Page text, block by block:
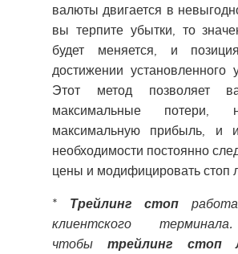
валюты двигается в
вы терпите убытки, то
будет меняется, и
достижении установленного
Этот метод позволяет
максимальные потери,
максимальную прибыль, и
необходимости постоянно
цены и модифицировать стоп
* Трейлинг стоп
клиентского
чтобы трейлинг стоп